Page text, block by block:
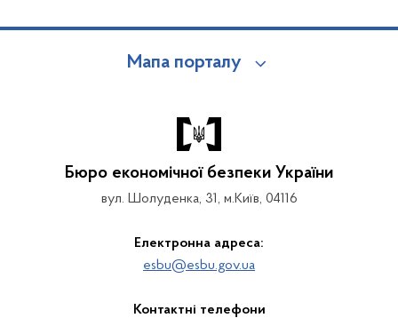
Мапа порталу
Бюро економічної безпеки України
вул. Шолуденка, 31, м.Київ, 04116
Електронна адреса:
esbu@esbu.gov.ua
Контактні телефони